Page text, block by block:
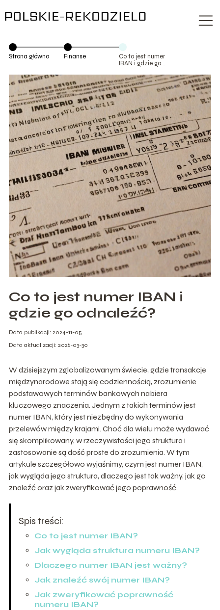
Strona główna Finanse
Co to jest numer
IBAN i gdzie go
Co to jest numer IBAN i
gdzie go odnaleźć?
Data publikacji: 2024-11-05
Data aktualizacji: 2026-03-30
W dzisiejszym zglobalizowanym świecie, gdzie transakcje
międzynarodowe stają się codziennością, zrozumienie
podstawowych terminów bankowych nabiera
kluczowego znaczenia. Jednym z takich terminów jest
numer IBAN, który jest niezbędny do wykonywania
przelewów między krajami. Choć dla wielu może wydawać
się skomplikowany, w rzeczywistości jego struktura i
zastosowanie są dość proste do zrozumienia. W tym
artykule szczegółowo wyjaśnimy, czym jest numer IBAN,
jak wygląda jego struktura, dlaczego jest tak ważny, jak go
znaleźć oraz jak zweryfikować jego poprawność.
Spis treści:
Co to jest numer IBAN?
Jak wygląda struktura numeru IBAN?
Dlaczego numer IBAN jest ważny?
Jak znaleźć swój numer IBAN?
Jak zweryfikować poprawność
numeru IBAN?